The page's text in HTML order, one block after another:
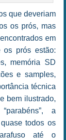
que deveriam
os prós, mas
em
os prós estão:
memória SD
e samples,
técnica
bem ilustrado,
a
todos os
até o